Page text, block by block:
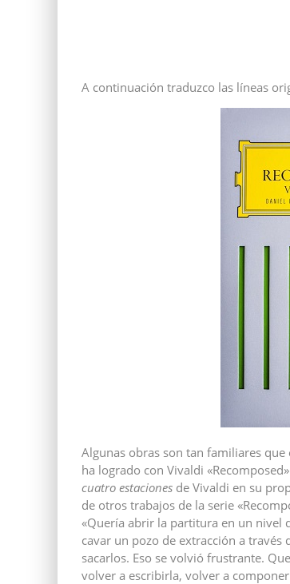
A continuación traduzco las líneas
Algunas obras son tan familiares
ha logrado con Vivaldi
cuatro estaciones de Vivaldi en su
de otros trabajos de la serie
«Quería abrir la partitura en un nivel
cavar un pozo de extracción a
sacarlos. Eso se volvió frustrante.
volver a escribirla, volver a